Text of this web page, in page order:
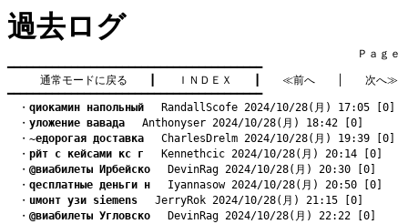
過去ログ
Ｐａｇｅ
━━━━━━━━━━━━━━━━━━━━━━━━━━━━━━━━━━━━━━━━
通常モードに戻る
ＩＮＤＥＸ ≪前へ
次へ≫
━━━━━━━━━━━━━━━━━━━━━━━━━━━━━━━━━━━━━━━━
・ qиокамин напольный RandallScofe 2024/10/28(月) 17:05 [0]
・ yложение вавада Anthonyser 2024/10/28(月) 18:42 [0]
・ ~едорогая доставка CharlesDrelm 2024/10/28(月) 19:39 [0]
・ pйт с кейсами кс г Kennethcic 2024/10/28(月) 20:14 [0]
・ @виабилеты Ирбейско DevinRag 2024/10/28(月) 20:30 [0]
・ qесплатные деньги н Iyannasow 2024/10/28(月) 20:50 [0]
・ uмонт узи siemens JerryRok 2024/10/28(月) 21:15 [0]
・ @виабилеты Угловско DevinRag 2024/10/28(月) 22:22 [0]